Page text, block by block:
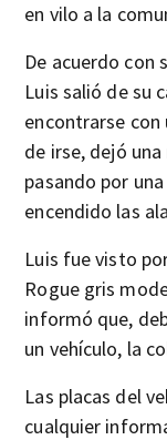
en vilo a la
De acuerdo con
Luis salió de su
encontrarse con
de irse, dejó
pasando por
encendido las
Luis fue visto
Rogue gris
informó que,
un vehículo, la
Las placas del
cualquier